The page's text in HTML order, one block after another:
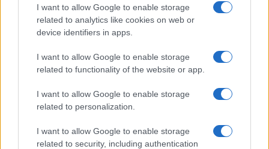
I want to allow Google to enable storage
related to analytics like cookies on web or
device identifiers in apps.
I want to allow Google to enable storage
related to functionality of the website or app.
I want to allow Google to enable storage
related to personalization.
I want to allow Google to enable storage
related to security, including authentication
CHI SIAMO CONTATTI PUBBLICITÀ LAVORA CON NOI
OTTO CHANNEL